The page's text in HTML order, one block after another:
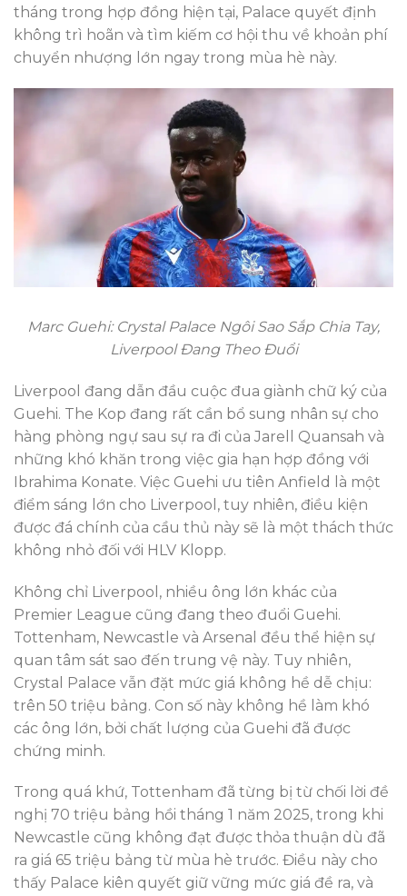
tháng trong hợp đồng hiện tại, Palace quyết định
không trì hoãn và tìm kiếm cơ hội thu về khoản phí
chuyển nhượng lớn ngay trong mùa hè này.
Marc Guehi: Crystal Palace Ngôi Sao Sắp Chia Tay,
Liverpool Đang Theo Đuổi
Liverpool đang dẫn đầu cuộc đua giành chữ ký của
Guehi. The Kop đang rất cần bổ sung nhân sự cho
hàng phòng ngự sau sự ra đi của Jarell Quansah và
những khó khăn trong việc gia hạn hợp đồng với
Ibrahima Konate. Việc Guehi ưu tiên Anfield là một
điểm sáng lớn cho Liverpool, tuy nhiên, điều kiện
được đá chính của cầu thủ này sẽ là một thách thức
không nhỏ đối với HLV Klopp.
Không chỉ Liverpool, nhiều ông lớn khác của
Premier League cũng đang theo đuổi Guehi.
Tottenham, Newcastle và Arsenal đều thể hiện sự
quan tâm sát sao đến trung vệ này. Tuy nhiên,
Crystal Palace vẫn đặt mức giá không hề dễ chịu:
trên 50 triệu bảng. Con số này không hề làm khó
các ông lớn, bởi chất lượng của Guehi đã được
chứng minh.
Trong quá khứ, Tottenham đã từng bị từ chối lời đề
nghị 70 triệu bảng hồi tháng 1 năm 2025, trong khi
Newcastle cũng không đạt được thỏa thuận dù đã
ra giá 65 triệu bảng từ mùa hè trước. Điều này cho
thấy Palace kiên quyết giữ vững mức giá đề ra, và